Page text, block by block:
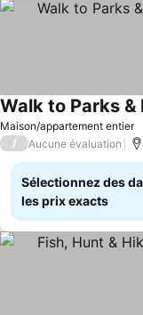
Maison/appartement entier
Consulter les prix
/ Aucune évaluation
Sélectionnez des
les prix exacts